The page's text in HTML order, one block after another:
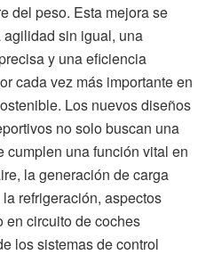
del peso. Esta mejora se
sin igual, una
y una eficiencia
cada vez más importante en
Los nuevos diseños
no solo buscan una
cumplen una función vital en
la generación de carga
refrigeración, aspectos
en circuito de coches
los sistemas de control